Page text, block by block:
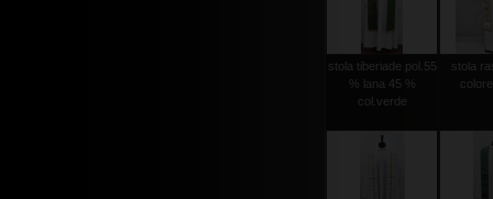
stola tiberiade pol.55
% lana 45 %
col.verde
stola